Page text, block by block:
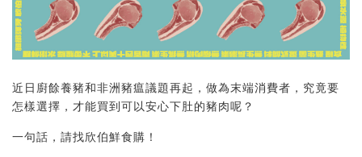
近日廚餘養豬和非洲豬瘟議題再起，做為末端消費者，究竟要
怎樣選擇，才能買到可以安心下肚的豬肉呢？
一句話，請找欣伯鮮食購！